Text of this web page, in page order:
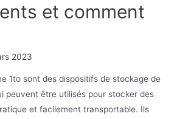
et comment
2023
1to sont des dispositifs de stockage de
peuvent être utilisés pour stocker des
et facilement transportable. Ils